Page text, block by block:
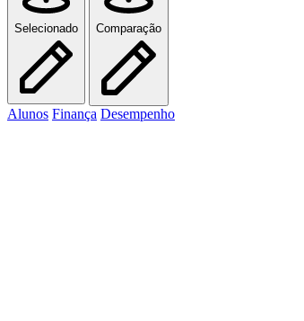
Selecionado Comparação
Alunos Finança Desempenho